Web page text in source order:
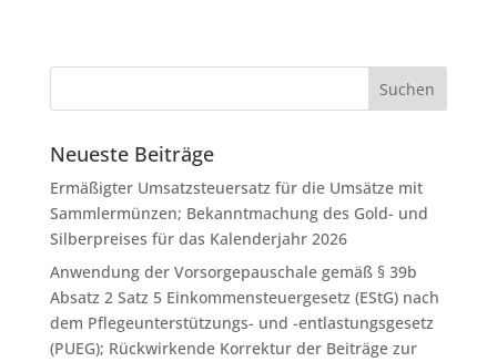
Neueste Beiträge
Ermäßigter Umsatzsteuersatz für die Umsätze mit
Sammlermünzen; Bekanntmachung des Gold- und
Silberpreises für das Kalenderjahr 2026
Anwendung der Vorsorgepauschale gemäß § 39b
Absatz 2 Satz 5 Einkommensteuergesetz (EStG) nach
dem Pflegeunterstützungs- und -entlastungsgesetz
(PUEG); Rückwirkende Korrektur der Beiträge zur